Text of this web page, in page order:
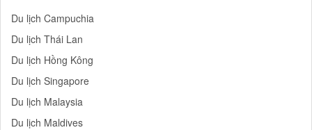
Du lịch Campuchia
Du lịch Thái Lan
Du lịch Hồng Kông
Du lịch Singapore
Du lịch Malaysia
Du lịch Maldives